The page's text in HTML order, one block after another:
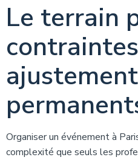
Le terrain
Organiser un événement à
complexité que seuls les